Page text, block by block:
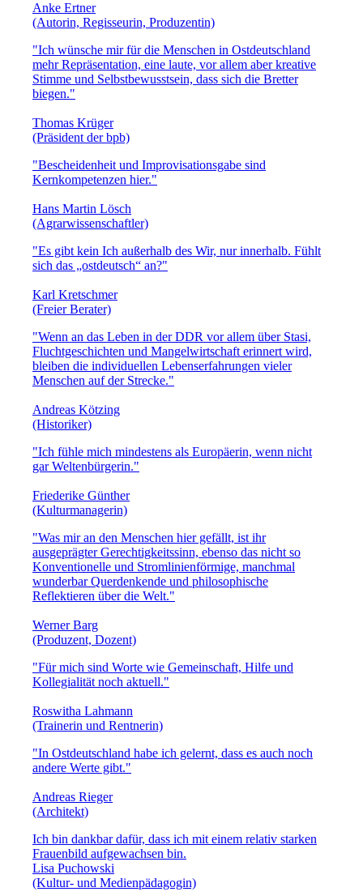
Anke Ertner
(Autorin, Regisseurin, Produzentin)
"Ich wünsche mir für die Menschen in Ostdeutschland
mehr Repräsentation, eine laute, vor allem aber kreative
Stimme und Selbstbewusstsein, dass sich die Bretter
biegen."
Thomas Krüger
(Präsident der bpb)
"Bescheidenheit und Improvisationsgabe sind
Kernkompetenzen hier."
Hans Martin Lösch
(Agrarwissenschaftler)
"Es gibt kein Ich außerhalb des Wir, nur innerhalb. Fühlt
sich das „ostdeutsch“ an?"
Karl Kretschmer
(Freier Berater)
"Wenn an das Leben in der DDR vor allem über Stasi,
Fluchtgeschichten und Mangelwirtschaft erinnert wird,
bleiben die individuellen Lebenserfahrungen vieler
Menschen auf der Strecke."
Andreas Kötzing
(Historiker)
"Ich fühle mich mindestens als Europäerin, wenn nicht
gar Weltenbürgerin."
Friederike Günther
(Kulturmanagerin)
"Was mir an den Menschen hier gefällt, ist ihr
ausgeprägter Gerechtigkeitssinn, ebenso das nicht so
Konventionelle und Stromlinienförmige, manchmal
wunderbar Querdenkende und philosophische
Reflektieren über die Welt."
Werner Barg
(Produzent, Dozent)
"Für mich sind Worte wie Gemeinschaft, Hilfe und
Kollegialität noch aktuell."
Roswitha Lahmann
(Trainerin und Rentnerin)
"In Ostdeutschland habe ich gelernt, dass es auch noch
andere Werte gibt."
Andreas Rieger
(Architekt)
Ich bin dankbar dafür, dass ich mit einem relativ starken
Frauenbild aufgewachsen bin.
Lisa Puchowski
(Kultur- und Medienpädagogin)